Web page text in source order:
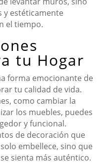
y estéticamente
el tiempo.
tu Hogar
forma emocionante de
tu calidad de vida.
como cambiar la
los muebles, puedes
y funcional.
de decoración que
embellece, sino que
sienta más auténtico.